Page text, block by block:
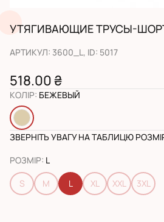
УТЯГИВАЮЩИЕ ТРУСЫ-
АРТИКУЛ: 3600_L, ID: 5017
518.00 ₴
КОЛІР: БЕЖЕВЫЙ
ЗВЕРНІТЬ УВАГУ НА ТАБЛИЦЮ
РОЗМІР: L
S M L XL XXL 3XL